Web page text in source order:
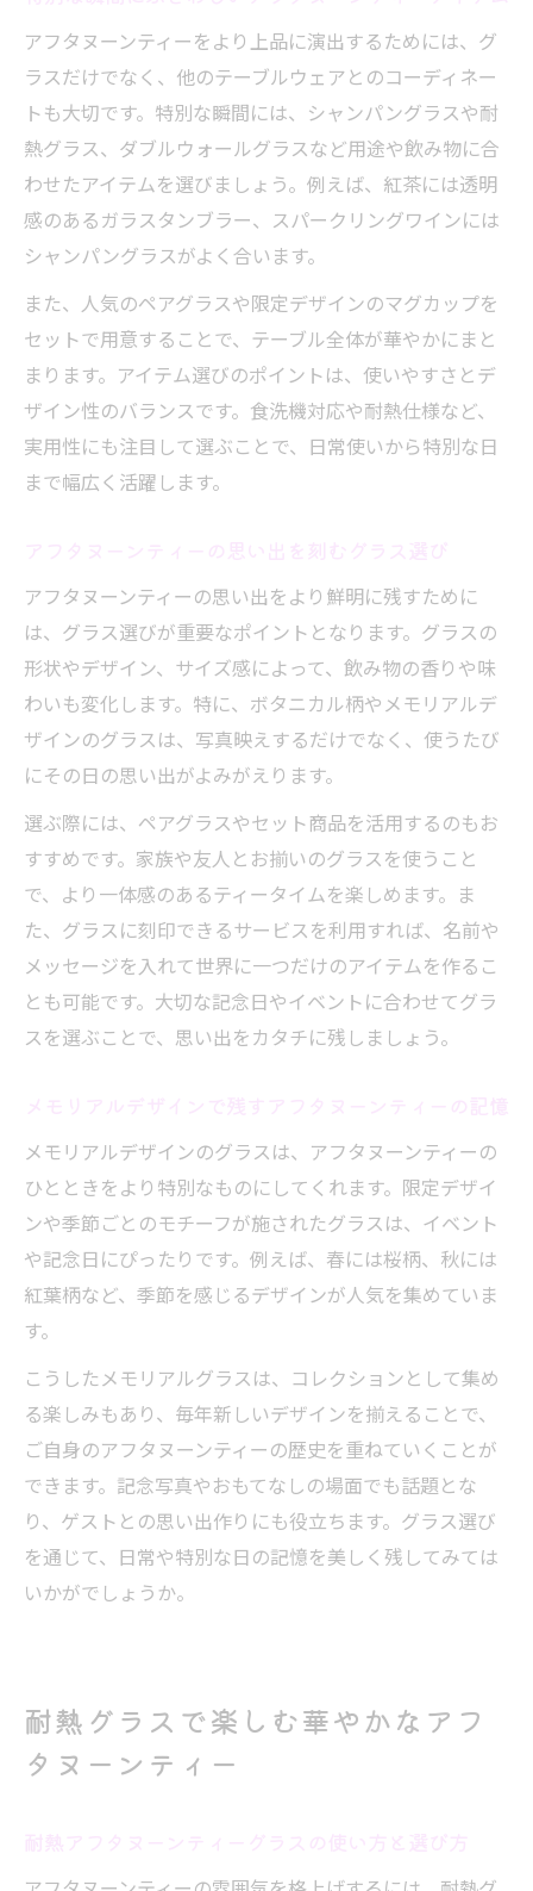
アフタヌーンティーをより上品に演出するためには、グ
ラスだけでなく、他のテーブルウェアとのコーディネー
トも大切です。特別な瞬間には、シャンパングラスや耐
熱グラス、ダブルウォールグラスなど用途や飲み物に合
わせたアイテムを選びましょう。例えば、紅茶には透明
感のあるガラスタンブラー、スパークリングワインには
シャンパングラスがよく合います。
また、人気のペアグラスや限定デザインのマグカップを
セットで用意することで、テーブル全体が華やかにまと
まります。アイテム選びのポイントは、使いやすさとデ
ザイン性のバランスです。食洗機対応や耐熱仕様など、
実用性にも注目して選ぶことで、日常使いから特別な日
まで幅広く活躍します。
アフタヌーンティーの思い出をより鮮明に残すために
は、グラス選びが重要なポイントとなります。グラスの
形状やデザイン、サイズ感によって、飲み物の香りや味
わいも変化します。特に、ボタニカル柄やメモリアルデ
ザインのグラスは、写真映えするだけでなく、使うたび
にその日の思い出がよみがえります。
選ぶ際には、ペアグラスやセット商品を活用するのもお
すすめです。家族や友人とお揃いのグラスを使うこと
で、より一体感のあるティータイムを楽しめます。ま
た、グラスに刻印できるサービスを利用すれば、名前や
メッセージを入れて世界に一つだけのアイテムを作るこ
とも可能です。大切な記念日やイベントに合わせてグラ
スを選ぶことで、思い出をカタチに残しましょう。
メモリアルデザインのグラスは、アフタヌーンティーの
ひとときをより特別なものにしてくれます。限定デザイ
ンや季節ごとのモチーフが施されたグラスは、イベント
や記念日にぴったりです。例えば、春には桜柄、秋には
紅葉柄など、季節を感じるデザインが人気を集めていま
す。
こうしたメモリアルグラスは、コレクションとして集め
る楽しみもあり、毎年新しいデザインを揃えることで、
ご自身のアフタヌーンティーの歴史を重ねていくことが
できます。記念写真やおもてなしの場面でも話題とな
り、ゲストとの思い出作りにも役立ちます。グラス選び
を通じて、日常や特別な日の記憶を美しく残してみては
いかがでしょうか。
耐熱グラスで楽しむ華やかなアフ
タヌーンティー